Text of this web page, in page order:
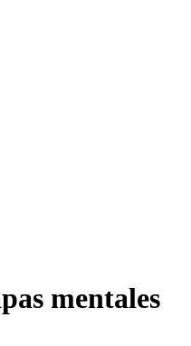
mentales